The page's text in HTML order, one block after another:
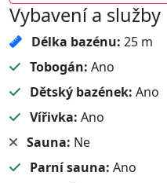
Vybavení a služby
Délka bazénu: 25 m
Tobogán: Ano
Dětský bazének: Ano
Vířivka: Ano
Sauna: Ne
Parní sauna: Ano